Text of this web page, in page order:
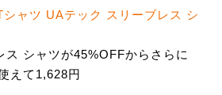
ャツ UAテック スリーブレス シ
ス シャツが45%OFFからさらに
えて1,628円